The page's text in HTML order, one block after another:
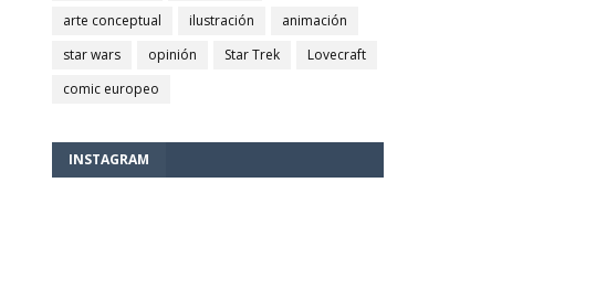
arte conceptual
ilustración
animación
star wars
opinión Star Trek
Lovecraft
comic europeo
INSTAGRAM